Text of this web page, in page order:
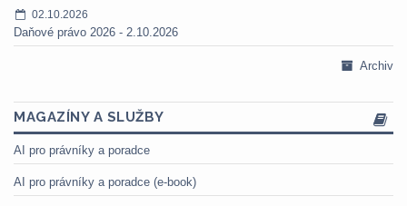
02.10.2026
Daňové právo 2026 - 2.10.2026
Archiv
MAGAZÍNY A SLUŽBY
AI pro právníky a poradce
AI pro právníky a poradce (e-book)